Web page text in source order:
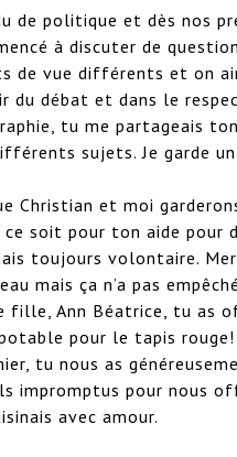
de politique et dès nos
à discuter de
de vue différents et on
du débat et dans le
tu me partageais
sujets. Je garde
Christian et moi
ce soit pour ton aide pour
toujours volontaire.
mais ça n’a pas
fille, Ann Béatrice, tu as
pour le tapis
tu nous as
impromptus pour nous
avec amour.